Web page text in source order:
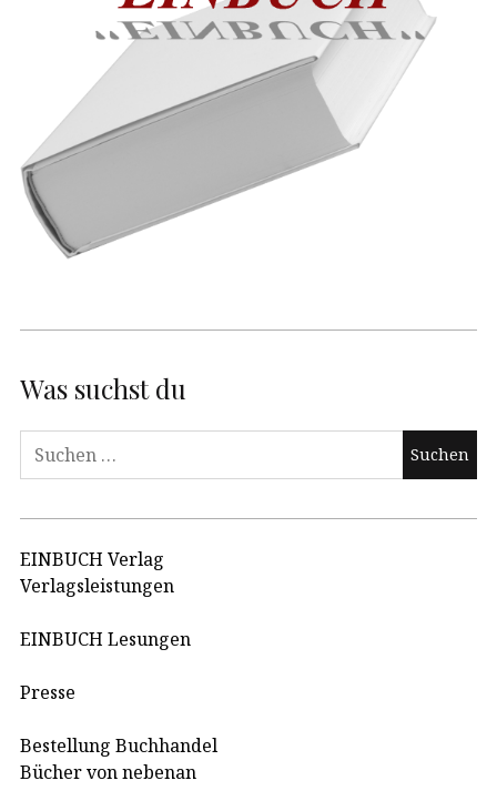
Was suchst du
Suchen
EINBUCH Verlag
Verlagsleistungen
EINBUCH Lesungen
Presse
Bestellung Buchhandel
Bücher von nebenan